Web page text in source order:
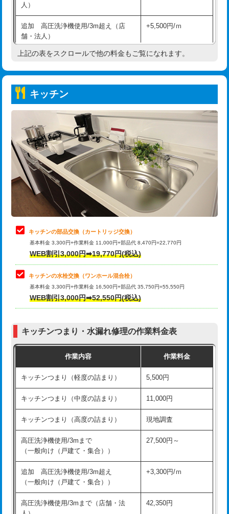
持込商品取付（混合水栓）
持込商品取付（浄水器・分岐水栓） 16,500円
持込商品取付（温水洗浄便座） 22,000円
持込商品取付（普通便座⇔温水洗浄便
22,000円
給水管工事※（ホール加工)
給水管工事※（バンド止め) 3,300円
給水管工事※（支持金具設置) 5,500円
給水管工事※（保温材使用（バンド止
め込み）)
5,500円
給水管工事※（土の掘削・埋め戻し作
11,000円
給水管工事※（塩ビ管（VP・HI）使
用/3ｍまで)
給水管工事※（塩ビ管（VP・HI）使
用（追加）/3ｍ超え)
給水管工事※（ライニング鋼管・銅
管・ポリ管・HT管使用/3ｍまで)
44,000円
管・ポリ管・HT管使用/3ｍ超え)
排水管工事（土の掘削・埋め戻し作
11,000円~
排水管工事（排水管工事/3ｍまで） 55,000円
排水管工事（追加 排水管工事/3ｍ超
+11,000円
マス交換（深さ50㎝未満）
マス交換（深さ50㎝以上） 66,000円
コンクリート斫り（厚さ10㎝まで）
人）
追加 高圧洗浄機使用/3m超え（店
舗・法人）
+5,500円/ｍ
高度高圧洗浄換 現地調査
トーラー機使用/3mまで
追加トーラー機使用/3m超え +3,300円
カメラ調査 33,000円
桝清掃 8,800円
止水・漏水調査・防水処理・清掃・修
理・調整・分解・加工など（軽作業）
11,000円
止水・漏水調査・防水処理・清掃・修
理・調整・分解・加工など（中作業）
22,000円
止水・漏水調査・防水処理・清掃・修
理・調整・分解・加工など（重作業）
33,000円
お風呂タンク脱着
その他部品の脱着
式・ワンホール）)
交換・取付(排水栓・排水トラップ
22,000円+材料費
持込商品取付（単水栓）
持込商品取付（混合水栓） 16,500円
上記の表をスクロールで他の料金もご覧になれます。
キッチン
キッチンの部品交換（カートリッジ交換）
基本料金 3,300円+作業料金 11,000円+部品代 8,470円=22,770円
WEB割引3,000円➡19,770円(税込)
キッチンの水栓交換（ワンホール混合栓）
基本料金 3,300円+作業料金 16,500円+部品代 35,750円=55,550円
WEB割引3,000円➡52,550円(税込)
キッチンつまり・水漏れ修理の作業料金表
作業内容 作業料金
キッチンつまり（軽度の詰まり） 5,500円
キッチンつまり（中度の詰まり） 11,000円
キッチンつまり（高度の詰まり） 現地調査
高圧洗浄機使用/3mまで
（一般向け（戸建て・集合））
27,500円～
追加 高圧洗浄機使用/3m超え
（一般向け（戸建て・集合））
+3,300円/ｍ
高圧洗浄機使用/3mまで（店舗・法
42,350円